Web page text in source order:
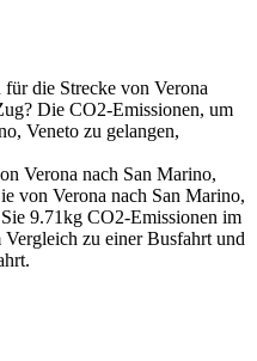
die Strecke von Verona
Die CO2-Emissionen, um
Veneto zu gelangen,
Verona nach San Marino,
von Verona nach San Marino,
9.71kg CO2-Emissionen im
zu einer Busfahrt und